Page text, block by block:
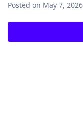
Posted on May 7, 2026